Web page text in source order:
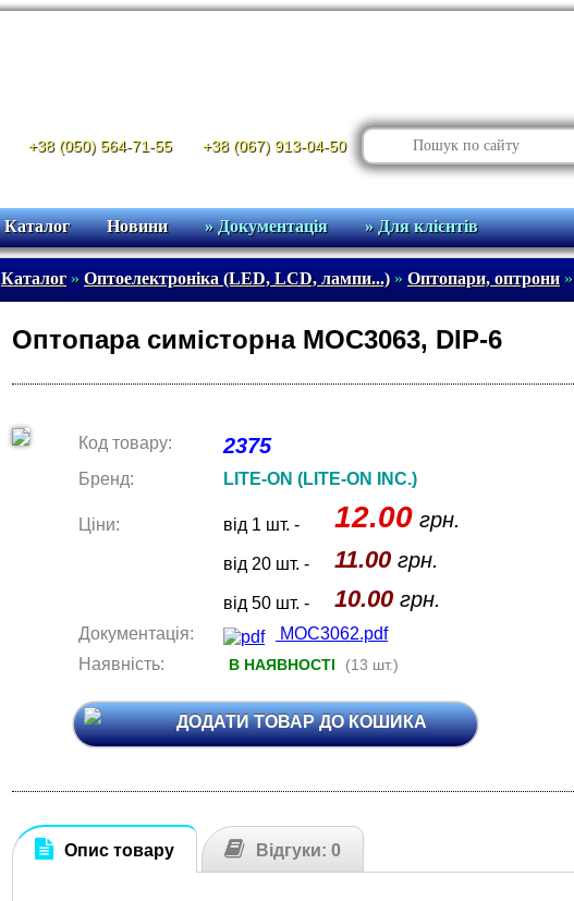
+38 (050) 564-71-55 +38 (067) 913-04-50
Каталог Новини » Документація » Для клієнтів
Каталог» Оптоелектроніка (LED, LCD, лампи...)» Оптопари, оптрони»
Оптопара симісторна MOC3063, DIP-6
Код товару: 2375
Бренд: LITE-ON (LITE-ON INC.)
Ціни: від 1 шт. - 12.00 грн.
від 20 шт. - 11.00 грн.
від 50 шт. - 10.00 грн.
Документація:
MOC3062.pdf
Наявність:
В НАЯВНОСТІ (13 шт.)
ДОДАТИ ТОВАР ДО КОШИКА
Опис товару Відгуки: 0